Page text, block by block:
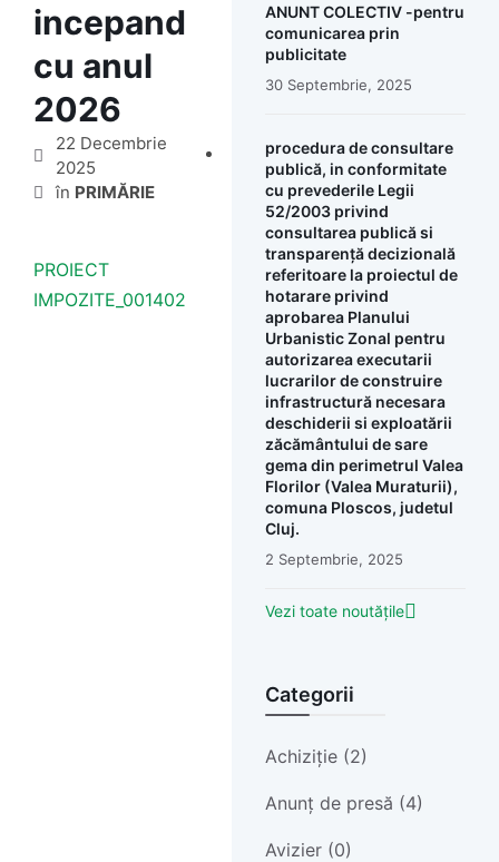
incepand
cu anul
2026
22 Decembrie
2025
în PRIMĂRIE
PROIECT
IMPOZITE_001402
ANUNT COLECTIV -pentru
comunicarea prin
publicitate
30 Septembrie, 2025
procedura de consultare
publică, in conformitate
cu prevederile Legii
52/2003 privind
consultarea publică si
transparență decizională
referitoare la proiectul de
hotarare privind
aprobarea Planului
Urbanistic Zonal pentru
autorizarea executarii
lucrarilor de construire
infrastructură necesara
deschiderii si exploatării
zăcământului de sare
gema din perimetrul Valea
Florilor (Valea Muraturii),
comuna Ploscos, judetul
Cluj.
2 Septembrie, 2025
Vezi toate noutățile
Categorii
Achiziție (2)
Anunț de presă (4)
Avizier (0)